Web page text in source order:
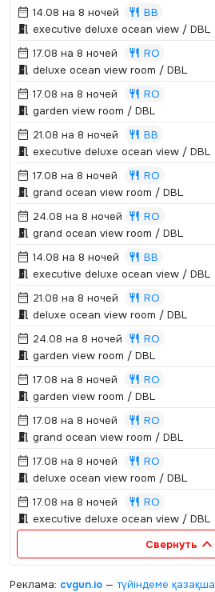
14.08 на 8 ночей
BB
executive deluxe ocean view / DBL
17.08 на 8 ночей
RO
deluxe ocean view room / DBL
17.08 на 8 ночей
RO
garden view room / DBL
21.08 на 8 ночей
BB
executive deluxe ocean view / DBL
17.08 на 8 ночей
RO
grand ocean view room / DBL
24.08 на 8 ночей
RO
grand ocean view room / DBL
14.08 на 8 ночей
BB
executive deluxe ocean view / DBL
21.08 на 8 ночей
RO
deluxe ocean view room / DBL
24.08 на 8 ночей
RO
garden view room / DBL
17.08 на 8 ночей
RO
garden view room / DBL
17.08 на 8 ночей
RO
grand ocean view room / DBL
17.08 на 8 ночей
RO
deluxe ocean view room / DBL
17.08 на 8 ночей
RO
executive deluxe ocean view / DBL
Свернуть
Реклама: cvgun.io— түйіндеме қазақша